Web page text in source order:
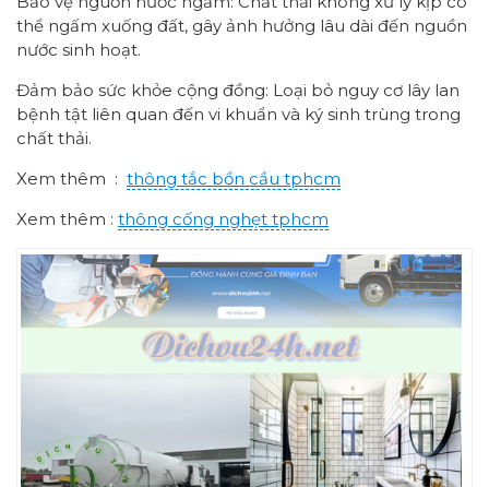
thể ngấm xuống đất, gây ảnh hưởng lâu dài đến nguồn
nước sinh hoạt.
Đảm bảo sức khỏe cộng đồng: Loại bỏ nguy cơ lây lan
bệnh tật liên quan đến vi khuẩn và ký sinh trùng trong
chất thải.
Xem thêm : thông tắc bồn cầu tphcm
Xem thêm : thông cống nghẹt tphcm